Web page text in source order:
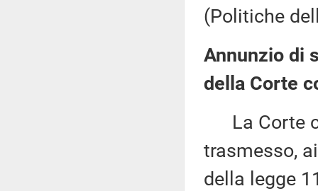
(Politiche
Annunzio di
della Corte
La Corte
trasmesso,
della legge